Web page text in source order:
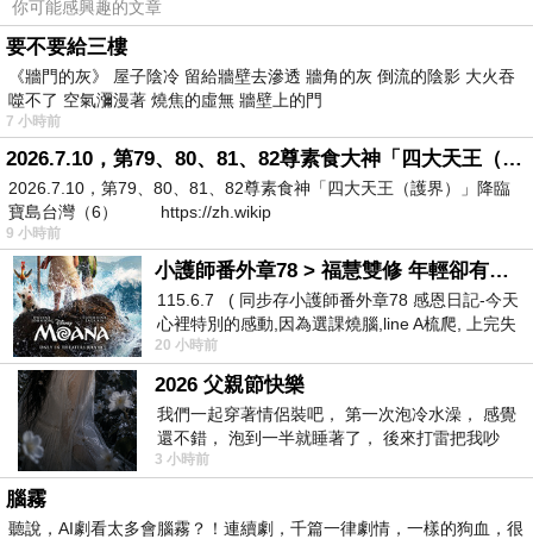
大概也只有我們班會這樣叫她了，其他人這
樣叫她的話，應該會被默默的嗤之以鼻。特別又
有趣的是，我跟她之間稱呼彼此，都是叫三個字
的全名，或是名字中的其中一個字；大部分時候
對話如下:
「邱子瑜
「邱」/「璉 」
我們之間有點受不了太可親的稱謂，貼近的朋
友是這樣的—說不出黏膩的蜜語，但與彼此相處
就像置身甘霖。大一同班以來，聊得來的話題和
類似的興趣，讓我們成為不錯的朋友，又一年一
年見證著對方在每次活動和報告中逐漸成熟，從
青澀到習悉的模樣，讓不壯碩的身影印入彼此眼
眸，帶著洋溢的、無可比擬的堅韌。
你可能感興趣的文章
要不要給三樓
《牆門的灰》 屋子陰冷 留給牆壁去滲透 牆角的灰 倒流的陰影 大火吞
噬不了 空氣瀰漫著 燒焦的虛無 牆壁上的門
7 小時前
2026.7.10，第79、80、81、82尊素食大神「四大天王（護界）」降臨寶島台灣（6）
2026.7.10，第79、80、81、82尊素食神「四大天王（護界）」降臨
寶島台灣（6） https://zh.wikip
9 小時前
小護師番外章78 > 福慧雙修 年輕卻有個老靈魂 ㄑ金剛經〉podcast
115.6.7 ( 同步存小護師番外章78 感恩日記-今天
心裡特別的感動,因為選課燒腦,line A梳爬, 上完失
智課的她,特來傾
20 小時前
2026 父親節快樂
我們一起穿著情侶裝吧， 第一次泡冷水澡， 感覺
還不錯， 泡到一半就睡著了， 後來打雷把我吵
醒， 手
3 小時前
腦霧
聽說，AI劇看太多會腦霧？！連續劇，千篇一律劇情，一樣的狗血，很